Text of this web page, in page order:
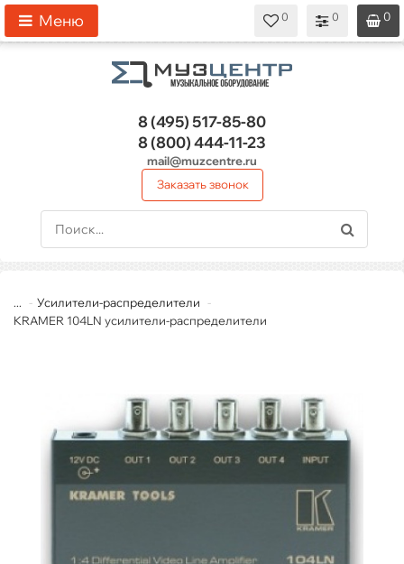
0
0
0
Меню
8 (495)517-85-80
8 (800)444-11-23
mail@muzcentre.ru
Заказать звонок
...
Усилители-распределители
KRAMER 104LN усилители-распределители